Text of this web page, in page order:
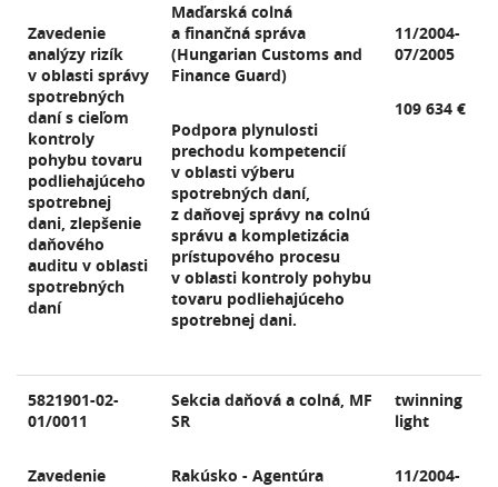
Zavedenie
analýzy rizík
v oblasti správy
spotrebných
daní s cieľom
kontroly
pohybu tovaru
podliehajúceho
spotrebnej
dani, zlepšenie
daňového
auditu v oblasti
spotrebných
daní
Maďarská colná
a finančná správa
(Hungarian Customs and
Finance Guard)
Podpora plynulosti
prechodu kompetencií
v oblasti výberu
spotrebných daní,
z daňovej správy na colnú
správu a kompletizácia
prístupového procesu
v oblasti kontroly pohybu
tovaru podliehajúceho
spotrebnej dani.
11/2004-
07/2005
109 634 €
5821901-02-
01/0011
Zavedenie
Sekcia daňová a colná, MF
SR
Rakúsko - Agentúra
twinning
light
11/2004-